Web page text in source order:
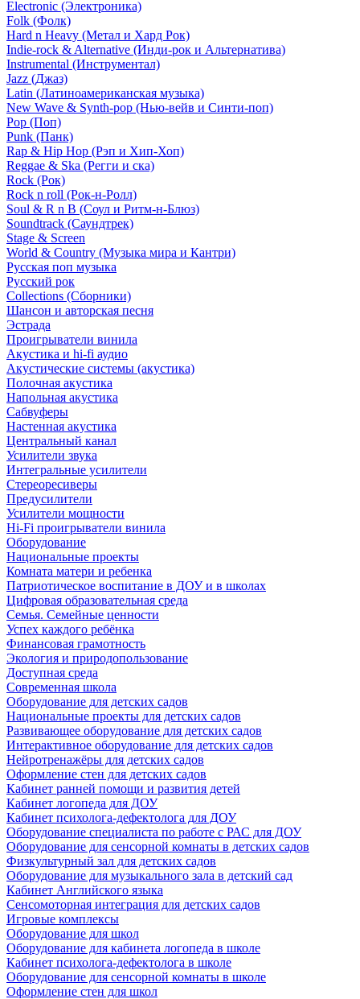
Electronic (Электроника)
Folk (Фолк)
Hard n Heavy (Метал и Хард Рок)
Indie-rock & Alternative (Инди-рок и Альтернатива)
Instrumental (Инструментал)
Jazz (Джаз)
Latin (Латиноамериканская музыка)
New Wave & Synth-pop (Нью-вейв и Синти-поп)
Pop (Поп)
Punk (Панк)
Rap & Hip Hop (Рэп и Хип-Хоп)
Reggae & Ska (Регги и ска)
Rock (Рок)
Rock n roll (Рок-н-Ролл)
Soul & R n B (Соул и Ритм-н-Блюз)
Soundtrack (Саундтрек)
Stage & Screen
World & Country (Музыка мира и Кантри)
Русская поп музыка
Русский рок
Сollections (Сборники)
Шансон и авторская песня
Эстрада
Проигрыватели винила
Акустика и hi-fi аудио
Акустические системы (акустика)
Полочная акустика
Напольная акустика
Сабвуферы
Настенная акустика
Центральный канал
Усилители звука
Интегральные усилители
Стереоресиверы
Предусилители
Усилители мощности
Hi-Fi проигрыватели винила
Оборудование
Национальные проекты
Комната матери и ребенка
Патриотическое воспитание в ДОУ и в школах
Цифровая образовательная среда
Семья. Семейные ценности
Успех каждого ребёнка
Финансовая грамотность
Экология и природопользование
Доступная среда
Современная школа
Оборудование для детских садов
Национальные проекты для детских садов
Развивающее оборудование для детских садов
Интерактивное оборудование для детских садов
Нейротренажёры для детских садов
Оформление стен для детских садов
Кабинет ранней помощи и развития детей
Кабинет логопеда для ДОУ
Кабинет психолога-дефектолога для ДОУ
Оборудование специалиста по работе с РАС для ДОУ
Оборудование для сенсорной комнаты в детских садов
Физкультурный зал для детских садов
Оборудование для музыкального зала в детский сад
Кабинет Английского языка
Сенсомоторная интеграция для детских садов
Игровые комплексы
Оборудование для школ
Оборудование для кабинета логопеда в школе
Кабинет психолога-дефектолога в школе
Оборудование для сенсорной комнаты в школе
Оформление стен для школ